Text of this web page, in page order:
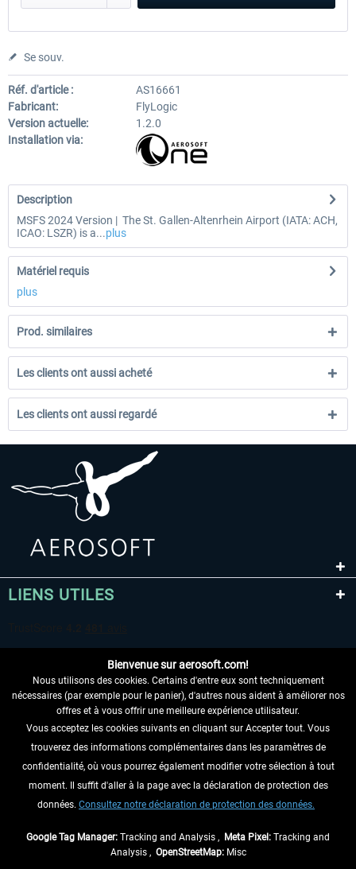
Se souv.
Réf. d'article :
AS16661
Fabricant:
FlyLogic
Version actuelle:
1.2.0
Installation via:
Description
MSFS 2024 Version | The St. Gallen-Altenrhein Airport (IATA: ACH,
ICAO: LSZR) is a...plus
Matériel requis
plus
Prod. similaires
Les clients ont aussi acheté
Les clients ont aussi regardé
LIENS UTILES
RENONCER AU CONTRAT ICI
INFORMATIONS
NE MANQUEZ PAS LES DERNIÈRES
Bienvenue sur aerosoft.com!
Nous utilisons des cookies. Certains d'entre eux sont techniquement
nécessaires (par exemple pour le panier), d'autres nous aident à améliorer nos
offres et à vous offrir une meilleure expérience utilisateur.
Vous acceptez les cookies suivants en cliquant sur Accepter tout. Vous
trouverez des informations complémentaires dans les paramètres de
confidentialité, où vous pourrez également modifier votre sélection à tout
moment. Il suffit d'aller à la page avec la déclaration de protection des
données. Consultez notre déclaration de protection des données.
Google Tag Manager: Tracking and Analysis , Meta Pixel: Tracking and
Analysis , OpenStreetMap:Misc